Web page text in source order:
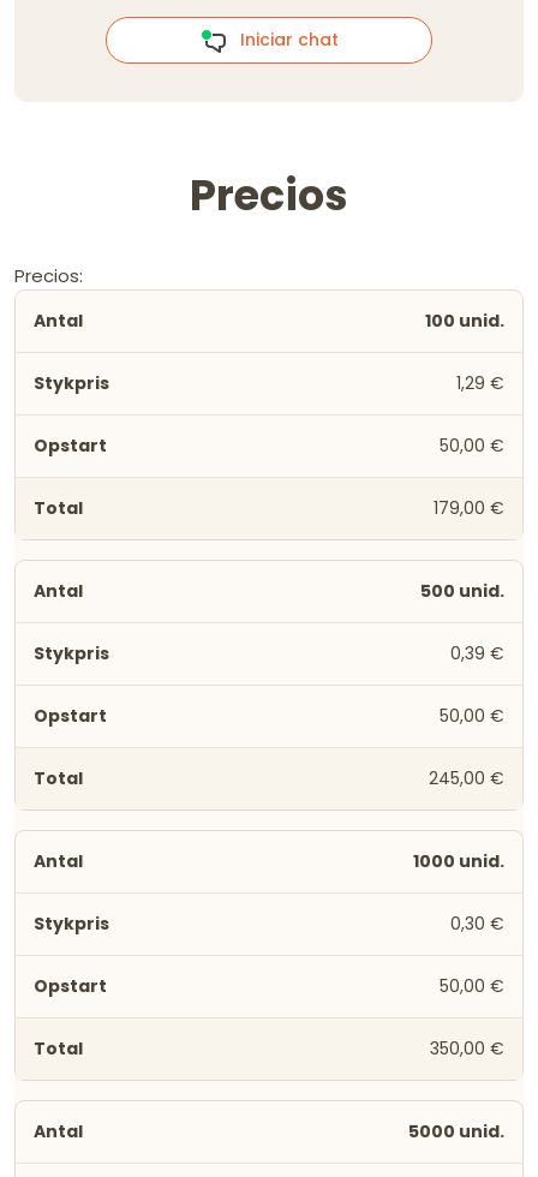
Iniciar chat
Precios
Precios:
100 unid.
1,29 €
50,00 €
179,00 €
500 unid.
0,39 €
50,00 €
245,00 €
1000 unid.
0,30 €
50,00 €
350,00 €
5000 unid.